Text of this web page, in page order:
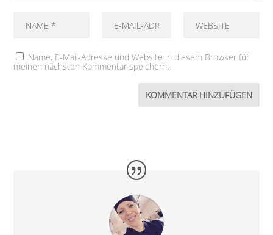
Name, E-Mail-Adresse und Website in diesem Browser für
meinen nächsten Kommentar speichern.